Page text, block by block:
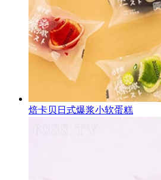
焙卡贝日式爆浆小软蛋糕